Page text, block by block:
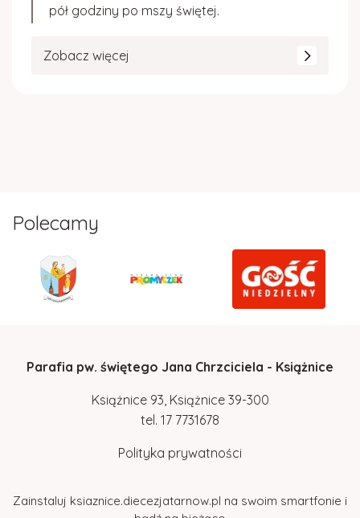
pół godziny po mszy świętej.
Zobacz więcej
Polecamy
Parafia pw. świętego Jana Chrzciciela - Książnice
Książnice 93, Książnice 39-300
tel. 17 7731678
Polityka prywatności
Zainstaluj ksiaznice.diecezjatarnow.pl na swoim smartfonie i